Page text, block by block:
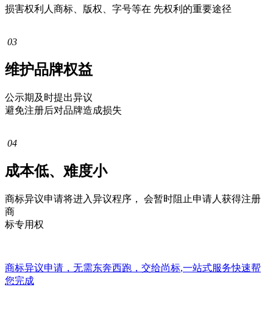
损害权利人商标、版权、字号等在 先权利的重要途径
03
维护品牌权益
公示期及时提出异议
避免注册后对品牌造成损失
04
成本低、难度小
商标异议申请将进入异议程序， 会暂时阻止申请人获得注册
商
标专用权
商标异议申请，无需东奔西跑，交给尚标,一站式服务快速帮
您完成